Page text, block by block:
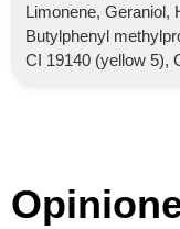
Limonene, Geraniol,
Butylphenyl
CI 19140 (yellow 5),